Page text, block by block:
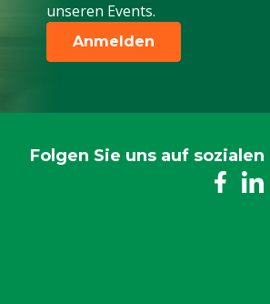
unseren Events.
Anmelden
Folgen Sie uns auf